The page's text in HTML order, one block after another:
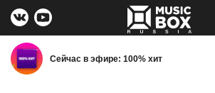
Сейчас в эфире: 100% хит